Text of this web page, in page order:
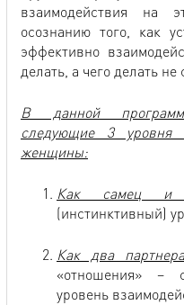
взаимодействия на
осознанию того, как
эффективно
делать, а чего делать не
В данной
следующие 3 уровня
женщины:
Как самец и
(инстинктивный)
Как два
«отношения» –
уровень